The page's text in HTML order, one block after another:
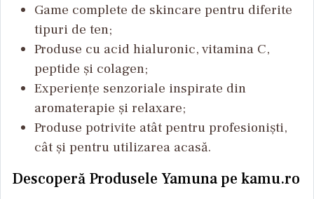
Game complete de skincare pentru diferite
tipuri de ten;
Produse cu acid hialuronic, vitamina C,
peptide și colagen;
Experiențe senzoriale inspirate din
aromaterapie și relaxare;
Produse potrivite atât pentru profesioniști,
cât și pentru utilizarea acasă.
Descoperă Produsele Yamuna pe kamu.ro